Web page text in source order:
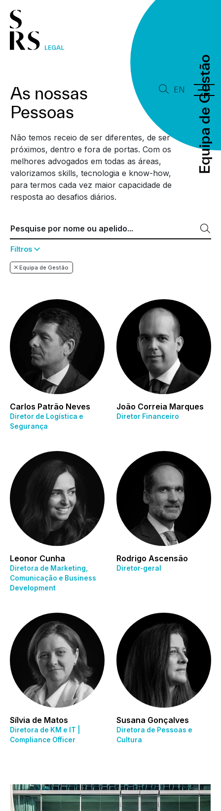
Equipa de Gestão
Equipa de Gestão
EN
As nossas
Pessoas
Não temos receio de ser diferentes, de ser
próximos, dentro e fora de portas. Com os
melhores advogados em todas as áreas,
valorizamos skills, tecnologia e know-how,
para termos cada vez maior capacidade de
resposta ao desafios diários.
Filtros
Equipa de Gestão
Carlos Patrão Neves
Diretor de Logística e
Segurança
João Correia Marques
Diretor Financeiro
Leonor Cunha
Diretora de Marketing,
Comunicação e Business
Development
Rodrigo Ascensão
Diretor-geral
Sílvia de Matos
Diretora de KM e IT |
Compliance Officer
Susana Gonçalves
Diretora de Pessoas e
Cultura